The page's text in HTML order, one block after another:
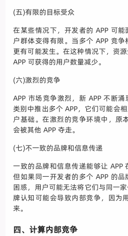
(五)有限的目标受众
在某些情况下，开发者的 APP 可
户群体变得有限。当多个 APP 竞
更有可能发生。在这种情况下，资
APP 可获得的用户数量减少。
(六)激烈的竞争
APP 市场竞争激烈，新 APP 不断
类别中推出多个 APP，它们可能会
户基础。在激烈的竞争环境中，原
会被其他 APP 夺走。
(七)不一致的品牌和信息传递
一致的品牌和信息传递能够让 APP
但如果同一开发者的多个 APP 的
困惑，用户可能无法将它们与同一
牌认知可能会导致内部竞争，因为
来。
四、计算内部竞争